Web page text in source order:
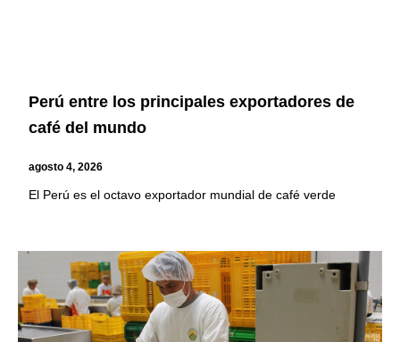
Perú entre los principales exportadores de
café del mundo
agosto 4, 2026
El Perú es el octavo exportador mundial de café verde